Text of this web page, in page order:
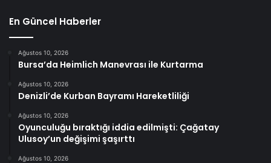
En Güncel Haberler
Ağustos 10, 2026
Bursa’da Heimlich Manevrası ile Kurtarma
Ağustos 10, 2026
Denizli’de Kurban Bayramı Hareketliliği
Ağustos 10, 2026
Oyunculuğu bıraktığı iddia edilmişti: Çağatay
Ulusoy’un değişimi şaşırttı
Ağustos 10, 2026